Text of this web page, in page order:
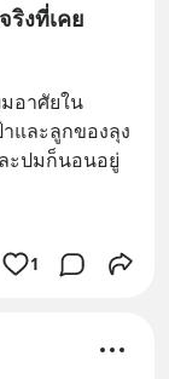
ริงที่เคย
อาศัยใน
และลูกของลุง
ะปมก็นอนอยู่
1